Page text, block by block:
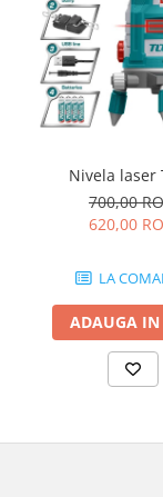
Nivela laser
700,00
620,00
LA
ADAUGA IN